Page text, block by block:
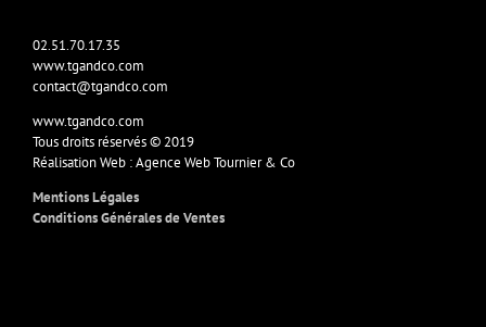
02.51.70.17.35
www.tgandco.com
contact@tgandco.com
www.tgandco.com
Tous droits réservés © 2019
Réalisation Web : Agence Web Tournier & Co
Mentions Légales
Conditions Générales de Ventes